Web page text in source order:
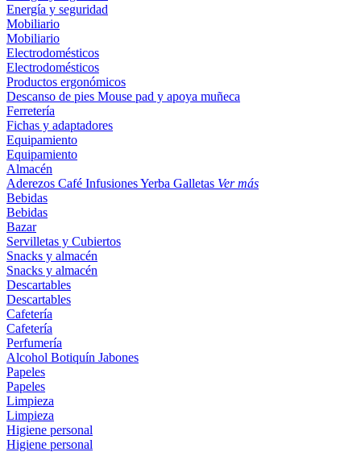
Energía y seguridad
Mobiliario
Mobiliario
Electrodomésticos
Electrodomésticos
Productos ergonómicos
Descanso de pies Mouse pad y apoya muñeca
Ferretería
Fichas y adaptadores
Equipamiento
Equipamiento
Almacén
Aderezos Café InfusionesYerba Galletas Ver más
Bebidas
Bebidas
Bazar
Servilletas y Cubiertos
Snacks y almacén
Snacks y almacén
Descartables
Descartables
Cafetería
Cafetería
Perfumería
Alcohol Botiquín Jabones
Papeles
Papeles
Limpieza
Limpieza
Higiene personal
Higiene personal